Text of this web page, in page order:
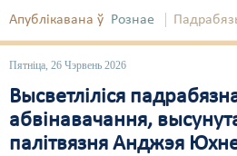
Апублікавана ў Рознае
Пятніца, 26 Чэрвень 2026
Высветліліся
абвінавачання,
палітвязня Анджэя